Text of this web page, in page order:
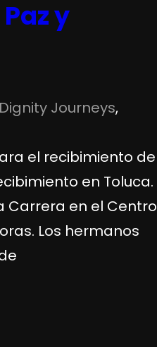
y
Journeys
el recibimiento de
en Toluca.
Carrera en el Centro
Los hermanos